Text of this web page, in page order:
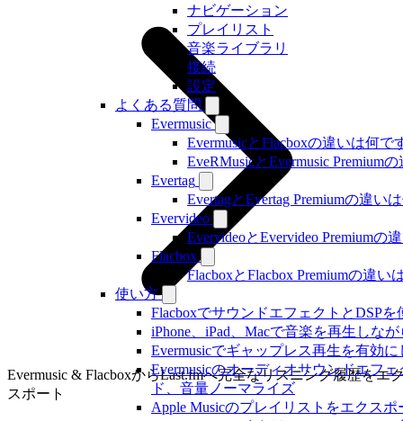
ナビゲーション
プレイリスト
音楽ライブラリ
接続
設定
よくある質問
Evermusic
EvermusicとFlacboxの違いは何で
EveRMusicとEvermusic Premium
Evertag
EvertagとEvertag Premiumの違い
Evervideo
EvervideoとEvervideo Premiumの
Flacbox
FlacboxとFlacbox Premiumの違い
使い方
FlacboxでサウンドエフェクトとDSPを
iPhone、iPad、Macで音楽を再生しな
Evermusicでギャップレス再生を有効
Evermusicのオーディオサウンドエフ
ド、音量ノーマライズ
Apple Musicのプレイリストをエクス
Evermusic & FlacboxからLast.fmへ完全なリスニング履歴をエ
スポート